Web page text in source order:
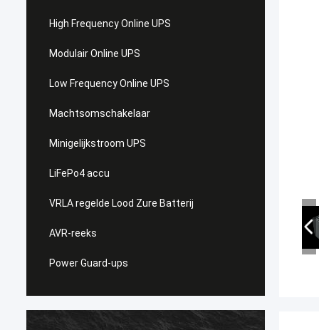
High Frequency Online UPS
Modulair Online UPS
Low Frequency Online UPS
Machtsomschakelaar
Minigelijkstroom UPS
LiFePo4 accu
VRLA regelde Lood Zure Batterij
AVR-reeks
Power Guard-ups